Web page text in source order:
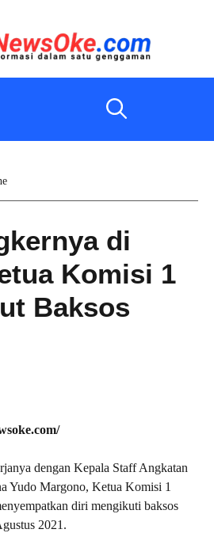
di
Komisi 1
Baksos
dengan Kepala Staff Angkatan
Yudo Margono, Ketua Komisi 1
diri mengikuti baksos
2021.